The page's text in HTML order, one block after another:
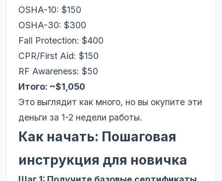
OSHA-10: $150
OSHA-30: $300
Fall Protection: $400
CPR/First Aid: $150
RF Awareness: $50
Итого: ~$1,050
Это выглядит как много, но вы окупите эти
деньги за 1-2 недели работы.
Как начать: Пошаговая
инструкция для новичка